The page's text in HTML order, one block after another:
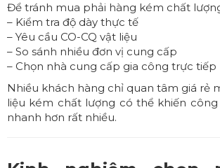
Để tránh mua phải hàng kém chất
– Kiểm tra độ dày thực tế
– Yêu cầu CO-CQ vật liệu
– So sánh nhiều đơn vị cung cấp
– Chọn nhà cung cấp gia công trực tiếp
Nhiều khách hàng chỉ quan tâm giá rẻ
liệu kém chất lượng có thể khiến
nhanh hơn rất nhiều.